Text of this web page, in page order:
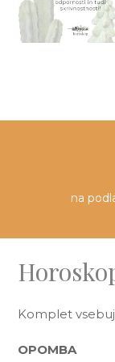
na
Komplet
OPOMBA